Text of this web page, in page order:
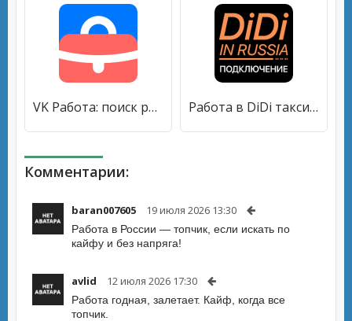
VK Работа: поиск работы рядом [Полная версия] Работа в DiDi такси. Подключение для работы в Диди [Premium]
Комментарии:
baran007605 19 июля 2026 13:30
Работа в России — топчик, если искать по
кайфу и без напряга!
avlid 12 июля 2026 17:30
Работа годная, залетает. Кайф, когда все
топчик.